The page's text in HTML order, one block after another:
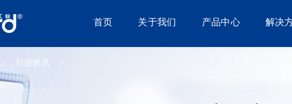
首页 关于我们 产品中心 解决
行业资讯